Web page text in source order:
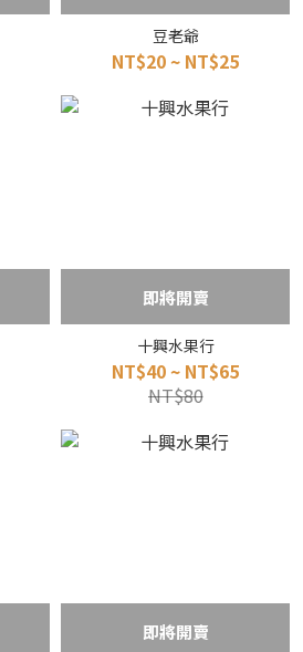
豆老爺
NT$20 ~ NT$25
即將開賣
十興水果行
NT$40 ~ NT$65
NT$80
即將開賣